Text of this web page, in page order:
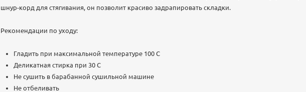
шнур-корд для стягивания, он позволит красиво задрапировать складки.
Рекомендации по уходу:
Гладить при максимальной температуре 100 C
Деликатная стирка при 30 С
Не сушить в барабанной сушильной машине
Не отбеливать